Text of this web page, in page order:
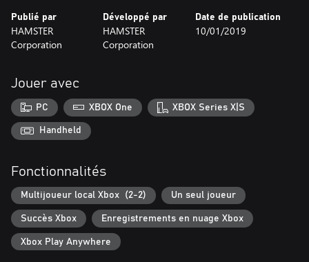
Publié par
HAMSTER
Corporation
Développé par
HAMSTER
Corporation
Date de publication
10/01/2019
Jouer avec
PC XBOX One XBOX Series X|S
Handheld
Fonctionnalités
Multijoueur local Xbox (2-2) Un seul joueur
Succès Xbox Enregistrements en nuage Xbox
Xbox Play Anywhere